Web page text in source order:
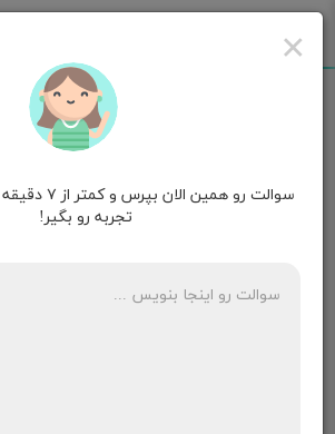
مامان فرشته کوچولو
مادر
×
سوالت رو همین
تجربه رو بگیر!